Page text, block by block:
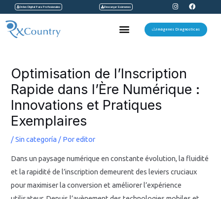
contenido
Orden Digital Para Profesionales Descargar Exámenes
I
n
s
t
a
F
a
c
e
b
Menu Imágenes Diagnosticas
Optimisation de l’Inscription
Rapide dans l’Ère Numérique :
Innovations et Pratiques
Exemplaires
/Sin categoría / Poreditor
Dans un paysage numérique en constante évolution, la fluidité
et la rapidité de l’inscription demeurent des leviers cruciaux
pour maximiser la conversion et améliorer l’expérience
entradas